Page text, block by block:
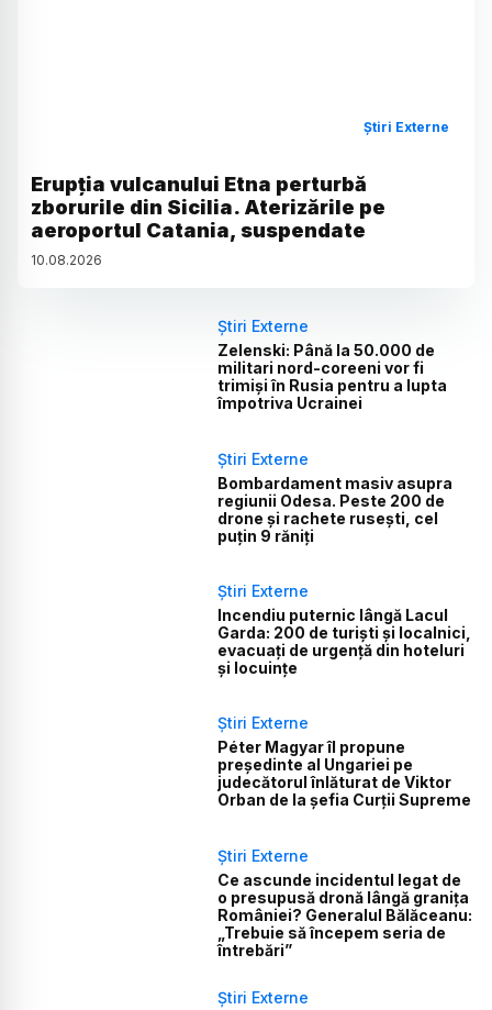
Știri Externe
Erupția vulcanului Etna perturbă
zborurile din Sicilia. Aterizările pe
aeroportul Catania, suspendate
10.08.2026
Știri Externe
Zelenski: Până la 50.000 de
militari nord-coreeni vor fi
trimiși în Rusia pentru a lupta
împotriva Ucrainei
Știri Externe
Bombardament masiv asupra
regiunii Odesa. Peste 200 de
drone și rachete rusești, cel
puțin 9 răniți
Știri Externe
Incendiu puternic lângă Lacul
Garda: 200 de turiști și localnici,
evacuați de urgență din hoteluri
și locuințe
Știri Externe
Péter Magyar îl propune
președinte al Ungariei pe
judecătorul înlăturat de Viktor
Orban de la șefia Curții Supreme
Știri Externe
Ce ascunde incidentul legat de
o presupusă dronă lângă granița
României? Generalul Bălăceanu:
„Trebuie să începem seria de
întrebări”
Știri Externe